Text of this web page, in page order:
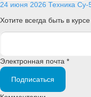
24 июня 2026 Техника Су-
Хотите всегда быть в
Электронная почта *
Подписаться